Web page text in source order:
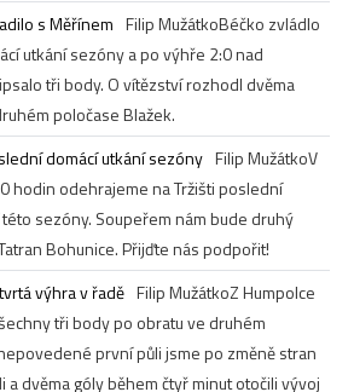
s Měřínem Filip MužátkoBéčko zvládlo
utkání sezóny a po výhře 2:0 nad
tři body. O vítězství rozhodl dvěma
poločase Blažek.
domácí utkání sezóny Filip MužátkoV
hodin odehrajeme na Tržišti poslední
sezóny. Soupeřem nám bude druhý
Bohunice. Přijďte nás podpořit!
výhra v řadě Filip MužátkoZ Humpolce
tři body po obratu ve druhém
první půli jsme po změně stran
a dvěma góly během čtyř minut otočili vývoj